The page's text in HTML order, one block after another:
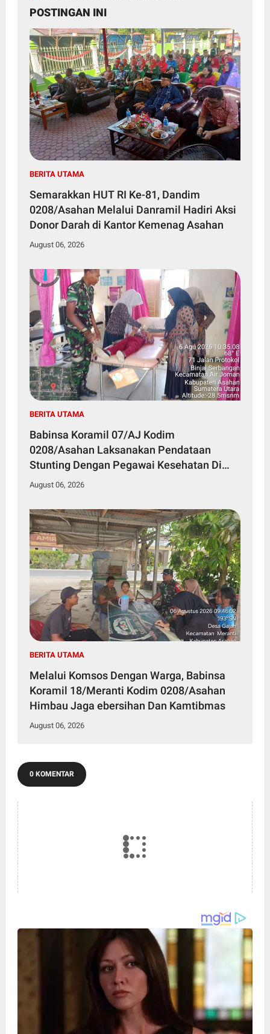
POSTINGAN INI
BERITA UTAMA
Semarakkan HUT RI Ke-81, Dandim
0208/Asahan Melalui Danramil Hadiri Aksi
Donor Darah di Kantor Kemenag Asahan
August 06, 2026
BERITA UTAMA
Babinsa Koramil 07/AJ Kodim
0208/Asahan Laksanakan Pendataan
Stunting Dengan Pegawai Kesehatan Di
Puskesmas
August 06, 2026
BERITA UTAMA
Melalui Komsos Dengan Warga, Babinsa
Koramil 18/Meranti Kodim 0208/Asahan
Himbau Jaga ebersihan Dan Kamtibmas
August 06, 2026
0 KOMENTAR